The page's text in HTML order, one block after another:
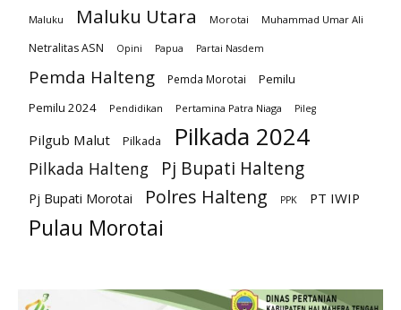
Maluku Maluku Utara Morotai Muhammad Umar Ali
Netralitas ASN Opini Papua Partai Nasdem
Pemda Halteng Pemda Morotai
Pemilu
Pemilu 2024
Pendidikan Pertamina Patra Niaga Pileg
Pilgub Malut Pilkada Pilkada 2024
Pilkada Halteng Pj Bupati Halteng
Pj Bupati Morotai Polres Halteng PPK PT IWIP
Pulau Morotai